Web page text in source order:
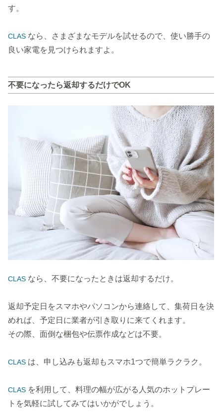
す。
CLAS なら、さまざまなモデルを試せるので、使い勝手の
良い家電を見つけられますよ。
不要になったら返却するだけでOK
CLAS なら、不要になったときは返却するだけ。
返却予定日をスマホやパソコンから連絡して、集荷日を決
めれば、予定日に業者が引き取りに来てくれます。
その際、面倒な梱包や伝票作成などは不要。
CLAS は、申し込みも返却もスマホ1つで簡単ラクラク。
CLAS を利用して、料理の幅が広がる人気のホットプレー
トを気軽に試してみてはいかがでしょう。